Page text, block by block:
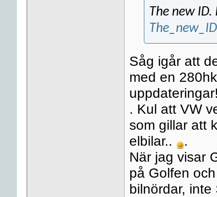
The new
Såg igår att
med en
. Kul att VW
som gillar att
elbilar..
.
När jag visar
på Golfen
bilnördar,